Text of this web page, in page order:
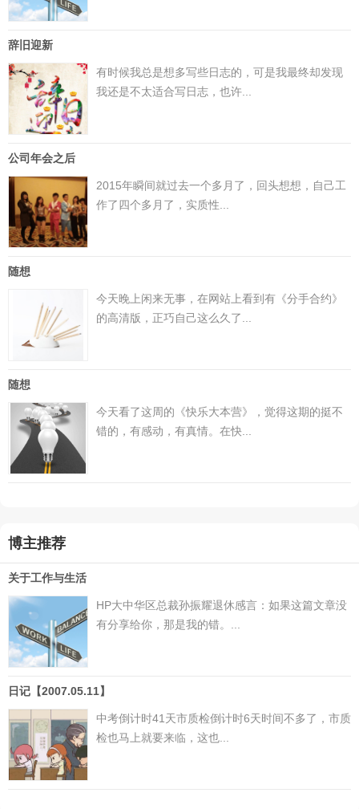
辞旧迎新
有时候我总是想多写些日志的，可是我最终却发现
我还是不太适合写日志，也许...
公司年会之后
2015年瞬间就过去一个多月了，回头想想，自己工
作了四个多月了，实质性...
随想
今天晚上闲来无事，在网站上看到有《分手合约》
的高清版，正巧自己这么久了...
随想
今天看了这周的《快乐大本营》，觉得这期的挺不
错的，有感动，有真情。在快...
博主推荐
关于工作与生活
HP大中华区总裁孙振耀退休感言：如果这篇文章没
有分享给你，那是我的错。...
日记【2007.05.11】
中考倒计时41天市质检倒计时6天时间不多了，市质
检也马上就要来临，这也...